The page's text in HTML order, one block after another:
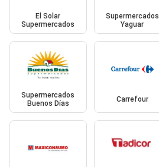
El Solar
Supermercados
Supermercados
Yaguar
Supermercados
Buenos Días
Carrefour